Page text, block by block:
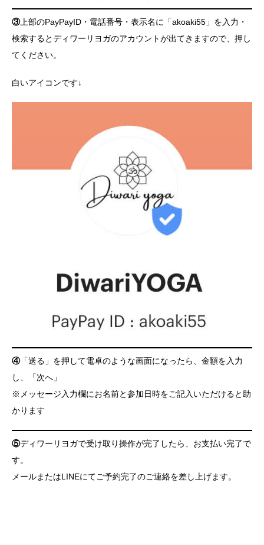
③上部のPayPayID・電話番号・表示名に「akoaki55」を入力・
検索するとディワーリヨガのアカウントが出てきますので、押し
てください。
白いアイコンです↓
④「送る」を押して電卓のような画面になったら、金額を入力
し、「次へ」
※メッセージ入力欄にお名前と参加日時をご記入いただけると助
かります
⑤ディワーリヨガで受け取り操作が完了したら、お支払い完了で
す。
メールまたはLINEにてご予約完了のご連絡を差し上げます。